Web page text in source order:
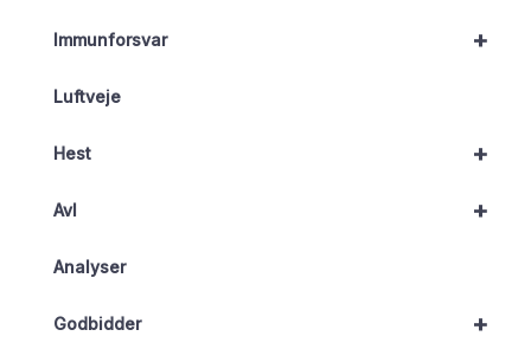
+
Immunforsvar
Luftveje
+
Hest
+
Avl
Analyser
+
Godbidder